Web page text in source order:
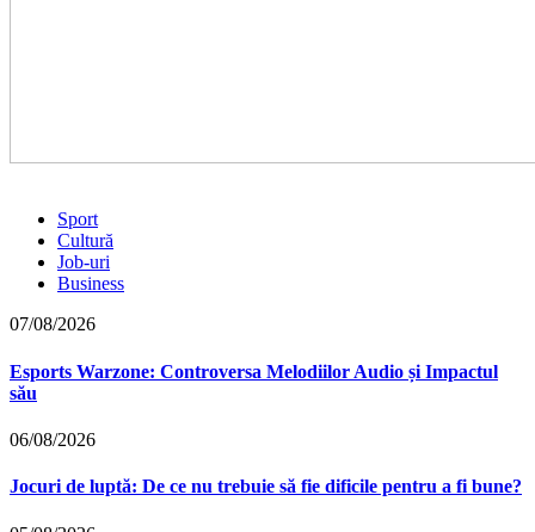
Sport
Cultură
Job-uri
Business
07/08/2026
Esports Warzone: Controversa Melodiilor Audio și Impactul
său
06/08/2026
Jocuri de luptă: De ce nu trebuie să fie dificile pentru a fi bune?